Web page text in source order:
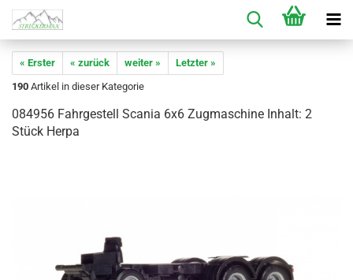
« Erster « zurück weiter »
Letzter »
190 Artikel in dieser Kategorie
084956 Fahrgestell Scania 6x6 Zugmaschine Inhalt: 2
Stück Herpa